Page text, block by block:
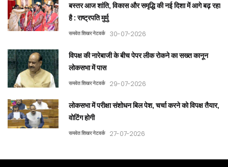
बस्तर आज शांति, विकास और समृद्धि की नई दिशा में आगे बढ़ रहा
है : राष्ट्रपति मुर्मु
समवेत शिखर नेटवर्क 30-07-2026
विपक्ष की नारेबाजी के बीच पेपर लीक रोकने का सख्त कानून
लोकसभा में पास
समवेत शिखर नेटवर्क 29-07-2026
लोकसभा में परीक्षा संशोधन बिल पेश, चर्चा करने को विपक्ष तैयार,
वोटिंग होगी
समवेत शिखर नेटवर्क 27-07-2026